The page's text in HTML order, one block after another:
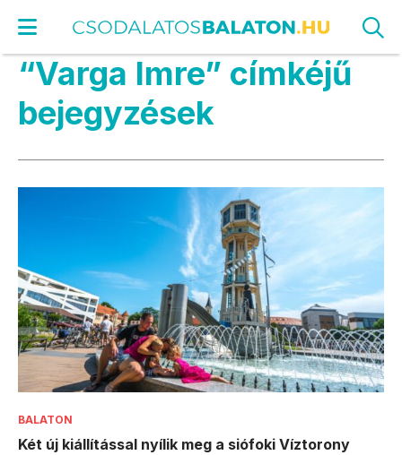
“Varga Imre” címkéjű
bejegyzések
BALATON
Két új kiállítással nyílik meg a siófoki Víztorony